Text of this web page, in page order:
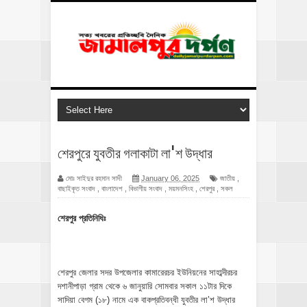
শেরপুরে যুবতীর গলাকাটা লা'শ উদ্ধার
মোঃ সাইদুর রহমান সাদী January 06, 2025 জাতীয়
বাছাইকৃত সংবাদ
বাংলাদেশ বিভাগীয় সংবাদ ময়মনসিংহ শেরপুর সকল
শেরপুর প্রতিনিধিঃ
শেরপুর জেলার সদর উপজেলার কামারেরচর ইউনিয়নের সাহাব্দীরচর
দশানীপাড়া গ্রাম থেকে ৬ জানুয়ারি সোমবার সকাল ১১টার দিকে
সাদিয়া বেগম (১৮) নামে এক বাকপ্রতিবন্ধী যুবতীর লা’শ উদ্ধার